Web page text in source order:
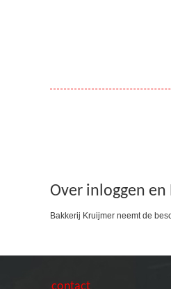
Over inloggen en
Bakkerij Kruijmer neemt de
contact